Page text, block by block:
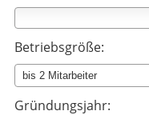
Betriebsgröße:
Gründungsjahr: